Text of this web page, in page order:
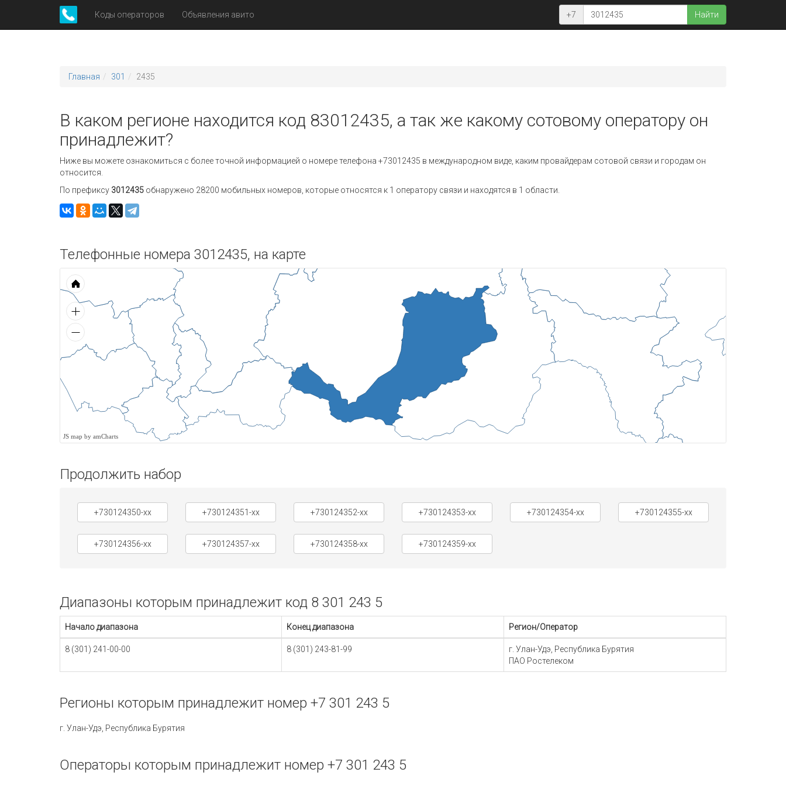
Коды операторов Объявления авито +7 Найти
Главная 301 2435
В каком регионе находится код 83012435, а так же какому сотовому оператору он
принадлежит?
Ниже вы можете ознакомиться с более точной информацией о номере телефона +73012435 в международном виде, каким провайдерам сотовой связи и городам он
относится.
По префиксу 3012435 обнаружено 28200 мобильных номеров, которые относятся к 1 оператору связи и находятся в 1 области.
Телефонные номера 3012435, на карте
JS map by amCharts
Продолжить набор
+730124350-xx +730124351-xx +730124352-xx +730124353-xx +730124354-xx +730124355-xx
+730124356-xx +730124357-xx +730124358-xx +730124359-xx
Диапазоны которым принадлежит код 8 301 243 5
Начало диапазона Конец диапазона Регион/Оператор
8 (301) 241-00-00 8 (301) 243-81-99
г. Улан-Удэ, Республика Бурятия
ПАО Ростелеком
Регионы которым принадлежит номер +7 301 243 5
г. Улан-Удэ, Республика Бурятия
Операторы которым принадлежит номер +7 301 243 5